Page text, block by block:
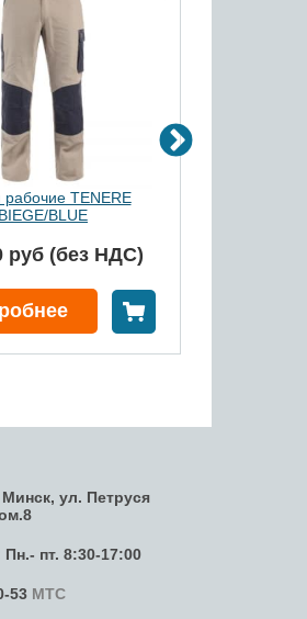
TENERE
BIEGE/BLUE
руб (без НДС)
Минск, ул. Петруся
Пн.- пт. 8:30-17:00
53 МТС